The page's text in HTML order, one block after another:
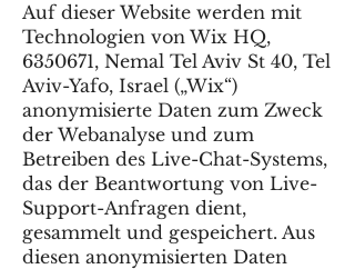
Auf dieser Website werden mit
Technologien von Wix HQ,
6350671, Nemal Tel Aviv St 40, Tel
Aviv-Yafo, Israel („Wix“)
anonymisierte Daten zum Zweck
der Webanalyse und zum
Betreiben des Live-Chat-Systems,
das der Beantwortung von Live-
Support-Anfragen dient,
gesammelt und gespeichert. Aus
diesen anonymisierten Daten